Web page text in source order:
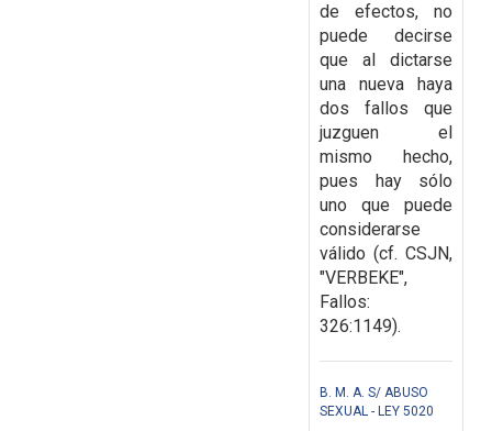
de efectos, no
puede decirse
que al dictarse
una nueva haya
dos fallos que
juzguen el
mismo
hecho,
pues hay sólo
uno que puede
considerarse
válido (cf. CSJN,
"VERBEKE",
Fallos:
326:1149).
B. M. A. S/ ABUSO
SEXUAL - LEY 5020